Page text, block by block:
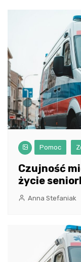
Pomoc
Czujność
życie
Anna Stefaniak